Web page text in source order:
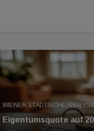
WIENER STÄDTISCHE
Eigentumsquote auf